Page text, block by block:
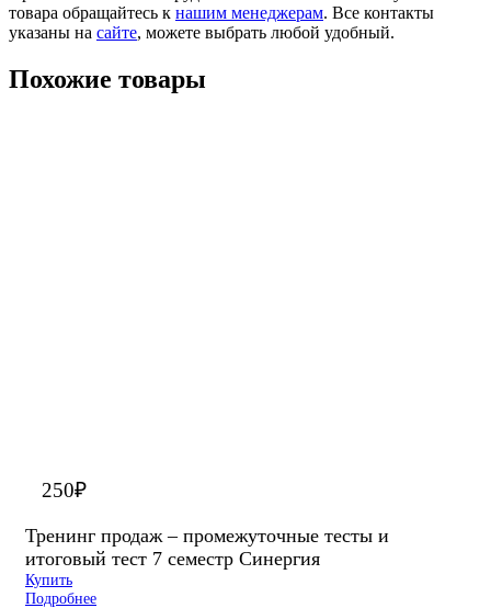
товара обращайтесь к нашим менеджерам. Все контакты
указаны на сайте, можете выбрать любой удобный.
Похожие товары
250₽
Тренинг продаж – промежуточные тесты и
итоговый тест 7 семестр Синергия
Купить
Подробнее